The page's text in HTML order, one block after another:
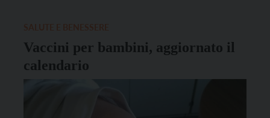
Vaccini per bambini, aggiornato il
calendario